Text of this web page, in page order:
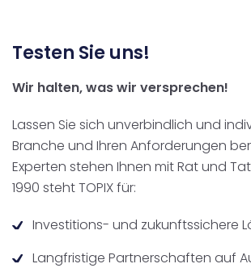
Testen Sie uns!
Wir halten, was wir versprechen!
Lassen Sie sich unverbindlich und
Branche und Ihren Anforderungen
Experten stehen Ihnen mit Rat und
1990 steht TOPIX für:
Investitions- und zukunftssichere
Langfristige Partnerschaften auf